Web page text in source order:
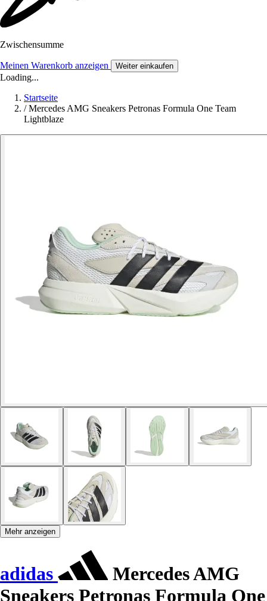
Zwischensumme
Meinen Warenkorb anzeigen Weiter einkaufen
Loading...
Startseite
/ Mercedes AMG Sneakers Petronas Formula One Team
Lightblaze
Mehr anzeigen
adidas
Mercedes AMG
Sneakers Petronas Formula One